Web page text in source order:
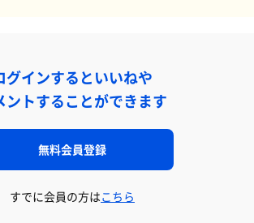
グインするといいねや
ントすることができます
無料会員登録
すでに会員の方はこちら